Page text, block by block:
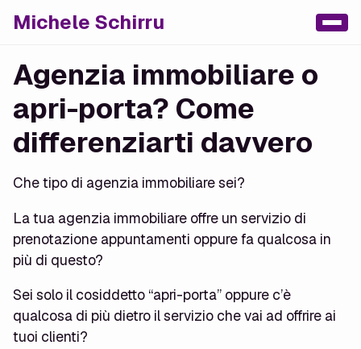
Michele Schirru
Agenzia immobiliare o
apri-porta? Come
differenziarti davvero
Che tipo di agenzia immobiliare sei?
La tua agenzia immobiliare offre un servizio di
prenotazione appuntamenti oppure fa qualcosa in
più di questo?
Sei solo il cosiddetto “apri-porta” oppure c’è
qualcosa di più dietro il servizio che vai ad offrire ai
tuoi clienti?